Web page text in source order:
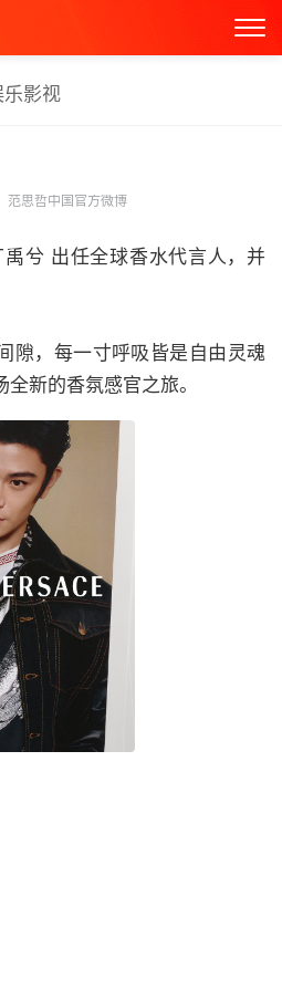
乐影视
范思哲中国官方微博
禹兮 出任全球香水代言人，并
隙，每一寸呼吸皆是自由灵魂
新的香氛感官之旅。